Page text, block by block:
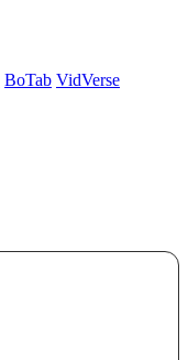
BoTab VidVerse